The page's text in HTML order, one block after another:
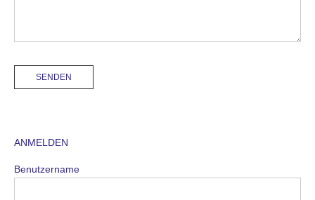
ANMELDEN
Benutzername